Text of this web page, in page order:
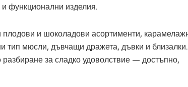
функционални изделия.
и шоколадови асортименти,
тип мюсли, дъвчащи дражета, дъвки и
разбиране за сладко удоволствие — достъпно,